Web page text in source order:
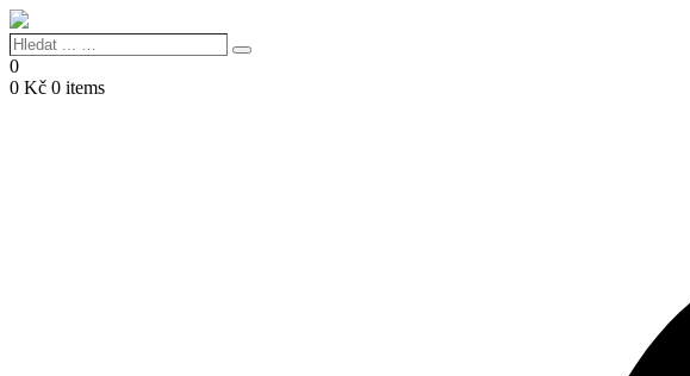
Hledat
...
…
Search
0
0 Kč 0 items